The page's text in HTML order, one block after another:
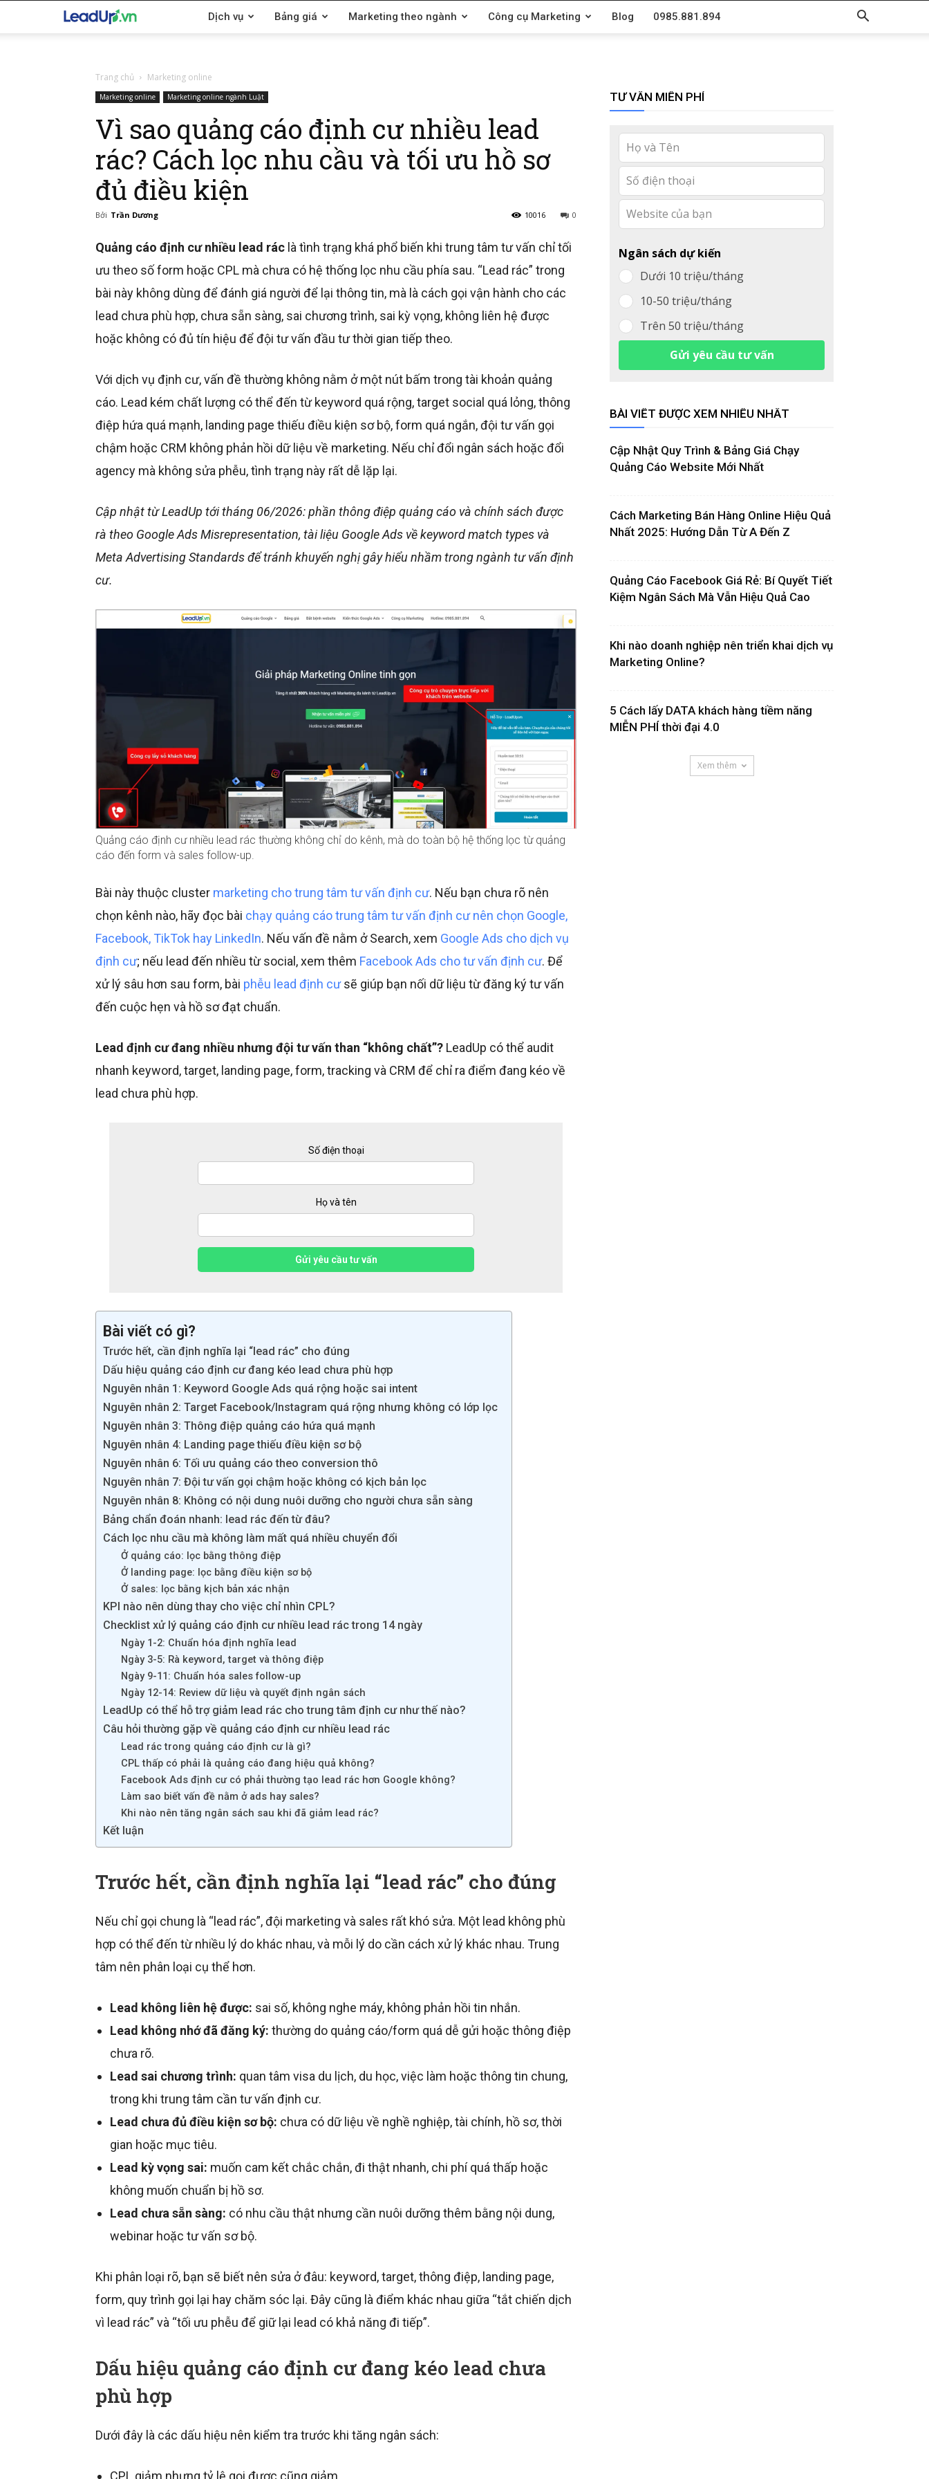
LeadUp.vn Dịch vụ Bảng giá Marketing theo ngành Công cụ Marketing Blog 0985.881.894
Trang chủ Marketing online
Marketing online Marketing online ngành Luật
Vì sao quảng cáo định cư nhiều lead
rác? Cách lọc nhu cầu và tối ưu hồ sơ
đủ điều kiện
Bởi Trần Dương 0
10016
Quảng cáo định cư nhiều lead rác là tình trạng khá phổ biến khi trung tâm tư vấn chỉ tối
ưu theo số form hoặc CPL mà chưa có hệ thống lọc nhu cầu phía sau. “Lead rác” trong
bài này không dùng để đánh giá người để lại thông tin, mà là cách gọi vận hành cho các
lead chưa phù hợp, chưa sẵn sàng, sai chương trình, sai kỳ vọng, không liên hệ được
hoặc không có đủ tín hiệu để đội tư vấn đầu tư thời gian tiếp theo.
Với dịch vụ định cư, vấn đề thường không nằm ở một nút bấm trong tài khoản quảng
cáo. Lead kém chất lượng có thể đến từ keyword quá rộng, target social quá lỏng, thông
điệp hứa quá mạnh, landing page thiếu điều kiện sơ bộ, form quá ngắn, đội tư vấn gọi
chậm hoặc CRM không phản hồi dữ liệu về marketing. Nếu chỉ đổi ngân sách hoặc đổi
agency mà không sửa phễu, tình trạng này rất dễ lặp lại.
Cập nhật từ LeadUp tới tháng 06/2026: phần thông điệp quảng cáo và chính sách được
rà theo Google Ads Misrepresentation, tài liệu Google Ads về keyword match types và
Meta Advertising Standards để tránh khuyến nghị gây hiểu nhầm trong ngành tư vấn định
cư.
Quảng cáo định cư nhiều lead rác thường không chỉ do kênh, mà do toàn bộ hệ thống lọc từ quảng
cáo đến form và sales follow-up.
Bài này thuộc cluster marketing cho trung tâm tư vấn định cư. Nếu bạn chưa rõ nên
chọn kênh nào, hãy đọc bài chạy quảng cáo trung tâm tư vấn định cư nên chọn Google,
Facebook, TikTok hay LinkedIn. Nếu vấn đề nằm ở Search, xem Google Ads cho dịch vụ
định cư; nếu lead đến nhiều từ social, xem thêm Facebook Ads cho tư vấn định cư. Để
xử lý sâu hơn sau form, bài phễu lead định cưsẽ giúp bạn nối dữ liệu từ đăng ký tư vấn
đến cuộc hẹn và hồ sơ đạt chuẩn.
Lead định cư đang nhiều nhưng đội tư vấn than “không chất”? LeadUp có thể audit
nhanh keyword, target, landing page, form, tracking và CRM để chỉ ra điểm đang kéo về
lead chưa phù hợp.
Số điện thoại
Họ và tên
Gửi yêu cầu tư vấn
Bài viết có gì?
Trước hết, cần định nghĩa lại “lead rác” cho đúng
Dấu hiệu quảng cáo định cư đang kéo lead chưa phù hợp
Nguyên nhân 1: Keyword Google Ads quá rộng hoặc sai intent
Nguyên nhân 2: Target Facebook/Instagram quá rộng nhưng không có lớp lọc
Nguyên nhân 3: Thông điệp quảng cáo hứa quá mạnh
Nguyên nhân 4: Landing page thiếu điều kiện sơ bộ
Nguyên nhân 6: Tối ưu quảng cáo theo conversion thô
Nguyên nhân 7: Đội tư vấn gọi chậm hoặc không có kịch bản lọc
Nguyên nhân 8: Không có nội dung nuôi dưỡng cho người chưa sẵn sàng
Bảng chẩn đoán nhanh: lead rác đến từ đâu?
Cách lọc nhu cầu mà không làm mất quá nhiều chuyển đổi
Ở quảng cáo: lọc bằng thông điệp
Ở landing page: lọc bằng điều kiện sơ bộ
Ở sales: lọc bằng kịch bản xác nhận
KPI nào nên dùng thay cho việc chỉ nhìn CPL?
Checklist xử lý quảng cáo định cư nhiều lead rác trong 14 ngày
Ngày 1-2: Chuẩn hóa định nghĩa lead
Ngày 3-5: Rà keyword, target và thông điệp
Ngày 9-11: Chuẩn hóa sales follow-up
Ngày 12-14: Review dữ liệu và quyết định ngân sách
LeadUp có thể hỗ trợ giảm lead rác cho trung tâm định cư như thế nào?
Câu hỏi thường gặp về quảng cáo định cư nhiều lead rác
Lead rác trong quảng cáo định cư là gì?
CPL thấp có phải là quảng cáo đang hiệu quả không?
Facebook Ads định cư có phải thường tạo lead rác hơn Google không?
Làm sao biết vấn đề nằm ở ads hay sales?
Khi nào nên tăng ngân sách sau khi đã giảm lead rác?
Kết luận
Trước hết, cần định nghĩa lại “lead rác” cho đúng
Nếu chỉ gọi chung là “lead rác”, đội marketing và sales rất khó sửa. Một lead không phù
hợp có thể đến từ nhiều lý do khác nhau, và mỗi lý do cần cách xử lý khác nhau. Trung
tâm nên phân loại cụ thể hơn.
Lead không liên hệ được: sai số, không nghe máy, không phản hồi tin nhắn.
Lead không nhớ đã đăng ký: thường do quảng cáo/form quá dễ gửi hoặc thông điệp
chưa rõ.
Lead sai chương trình: quan tâm visa du lịch, du học, việc làm hoặc thông tin chung,
trong khi trung tâm cần tư vấn định cư.
Lead chưa đủ điều kiện sơ bộ: chưa có dữ liệu về nghề nghiệp, tài chính, hồ sơ, thời
gian hoặc mục tiêu.
Lead kỳ vọng sai: muốn cam kết chắc chắn, đi thật nhanh, chi phí quá thấp hoặc
không muốn chuẩn bị hồ sơ.
Lead chưa sẵn sàng: có nhu cầu thật nhưng cần nuôi dưỡng thêm bằng nội dung,
webinar hoặc tư vấn sơ bộ.
Khi phân loại rõ, bạn sẽ biết nên sửa ở đâu: keyword, target, thông điệp, landing page,
form, quy trình gọi lại hay chăm sóc lại. Đây cũng là điểm khác nhau giữa “tắt chiến dịch
vì lead rác” và “tối ưu phễu để giữ lại lead có khả năng đi tiếp”.
Dấu hiệu quảng cáo định cư đang kéo lead chưa
phù hợp
Dưới đây là các dấu hiệu nên kiểm tra trước khi tăng ngân sách:
CPL giảm nhưng tỷ lệ gọi được cũng giảm.
TƯ VẤN MIỄN PHÍ
this
field
blank
Ngân sách dự kiến
Dưới 10 triệu/tháng
10-50 triệu/tháng
Trên 50 triệu/tháng
Gửi yêu cầu tư vấn
BÀI VIẾT ĐƯỢC XEM NHIỀU NHẤT
Cập Nhật Quy Trình & Bảng Giá Chạy
Quảng Cáo Website Mới Nhất
Cách Marketing Bán Hàng Online Hiệu Quả
Nhất 2025: Hướng Dẫn Từ A Đến Z
Quảng Cáo Facebook Giá Rẻ: Bí Quyết Tiết
Kiệm Ngân Sách Mà Vẫn Hiệu Quả Cao
Khi nào doanh nghiệp nên triển khai dịch vụ
Marketing Online?
5 Cách lấy DATA khách hàng tiềm năng
MIỄN PHÍ thời đại 4.0
Xem thêm